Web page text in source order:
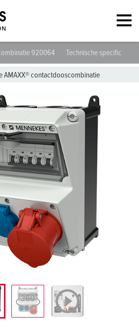
920064 Technische specificaties
AMAXX® contactdooscombinatie